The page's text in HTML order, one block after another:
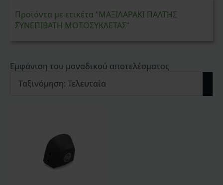
Προϊόντα με ετικέτα “ΜΑΞΙΛΑΡΑΚΙ ΠΑΛΤΗΣ
ΣΥΝΕΠΙΒΑΤΗ ΜΟΤΟΣΥΚΛΕΤΑΣ”
Εμφάνιση του μοναδικού αποτελέσματος